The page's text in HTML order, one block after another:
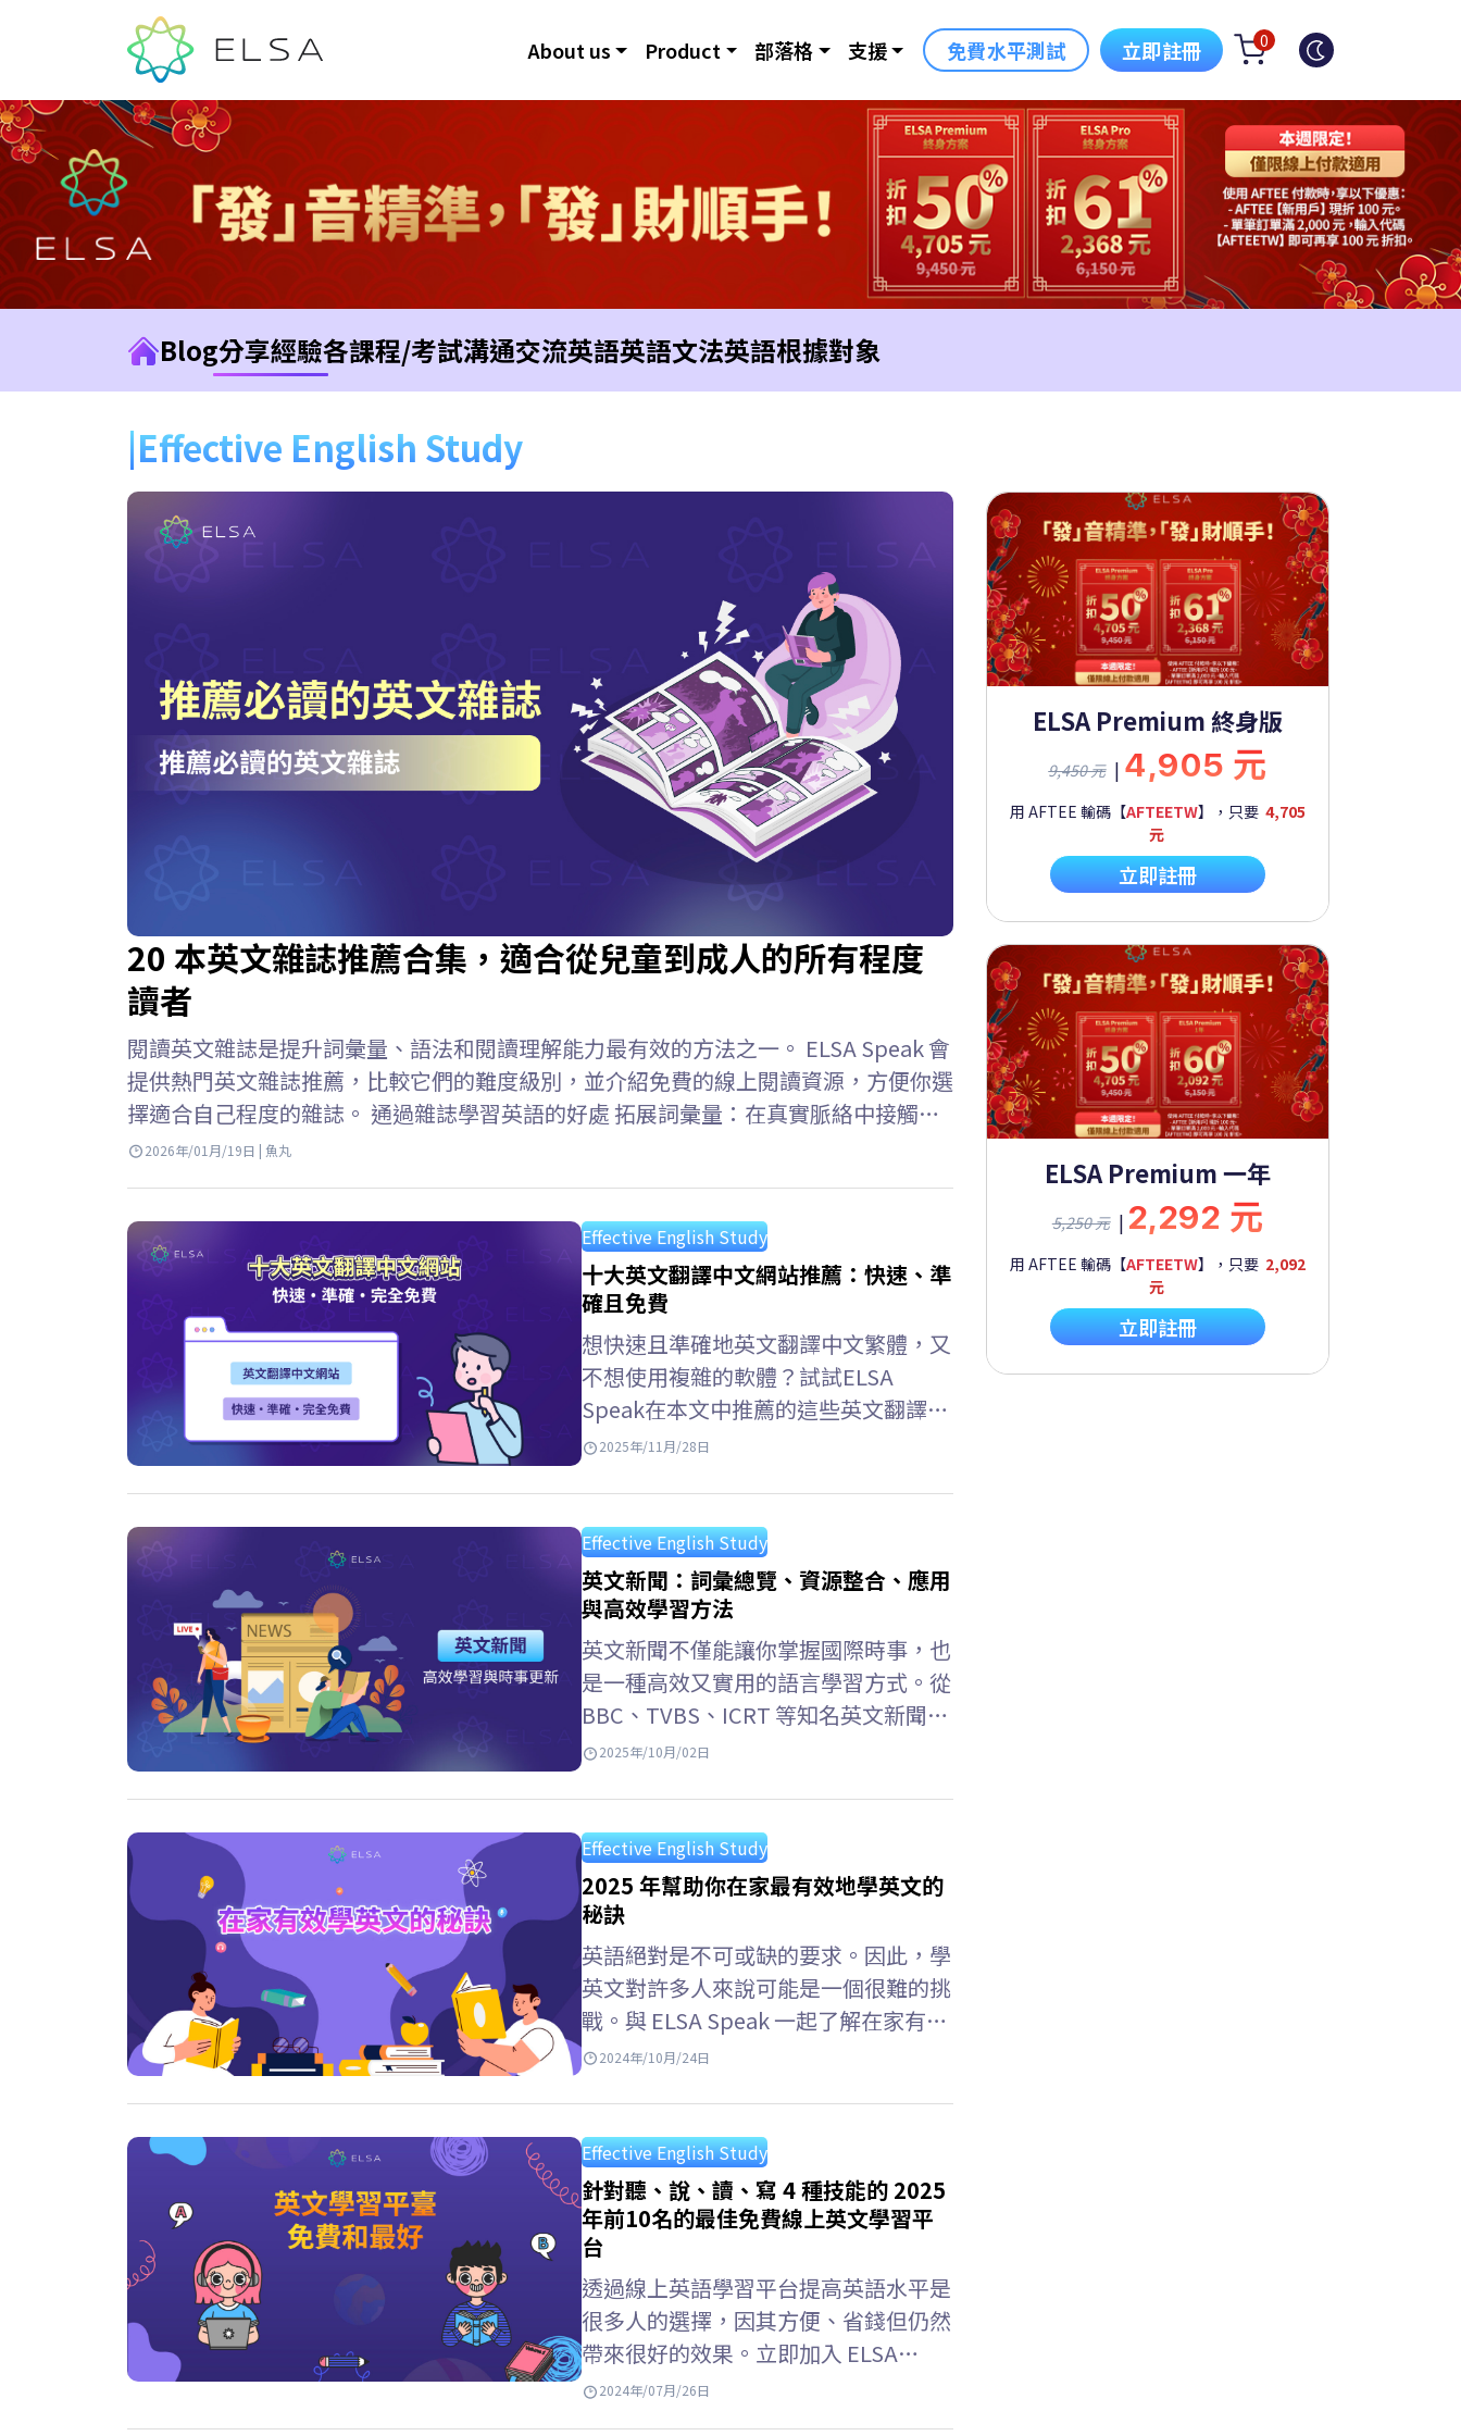
About us Product 部落格 支援 免費水平測試 立即註冊 0
Blog分享經驗各課程/考試溝通交流英語英語文法英語根據對象
Effective English Study
20 本英文雜誌推薦合集，適合從兒童到成人的所有程度
讀者
閱讀英文雜誌是提升詞彙量、語法和閱讀理解能力最有效的方法之一。 ELSA Speak 會
提供熱門英文雜誌推薦，比較它們的難度級別，並介紹免費的線上閱讀資源，方便你選
擇適合自己程度的雜誌。 通過雜誌學習英語的好處 拓展詞彙量：在真實脈絡中接觸涵
蓋經濟、文化、科學等多個領域的豐富詞彙。 提升社會認知：用英语更新全球新闻、
主題的常用英語詞彙總結：7000英文單字版本 英文雜誌推薦合集（國際版） 以下推薦
含有英文雜誌免費線上看版，可隨時觀看，方便又省時間。 New Scientist –…
2026年/01月/19日 | 魚丸
Effective English Study
十大英文翻譯中文網站推薦：快速、準
確且免費
想快速且準確地英文翻譯中文繁體，又
不想使用複雜的軟體？試試ELSA
Speak在本文中推薦的這些英文翻譯中
文網站－方便易用，而且完全免費！
用最廣泛的線上翻譯工具，支援超過
100種語言，包括英語和中文（簡體和
繁體）。憑藉介面友好、處理速度快，
還能翻譯文字、圖片、甚至整個網站，
非常實用， Google…
2025年/11月/28日
Effective English Study
英文新聞：詞彙總覽、資源整合、應用
與高效學習方法
英文新聞不僅能讓你掌握國際時事，也
是一種高效又實用的語言學習方式。從
BBC、TVBS、ICRT 等知名英文新聞網
站，到英文新聞 App 應用程式 與 英文
2025年/10月/02日
Effective English Study
2025 年幫助你在家最有效地學英文的
秘訣
英語絕對是不可或缺的要求。因此，學
英文對許多人來說可能是一個很難的挑
戰。與 ELSA Speak 一起了解在家有效
的自學秘訣 英文方法！ 在家學習英語
程，幫助你更好地維持學習。 隨便調
整你的學習方法：自學時，你可以選擇
最適合你學習風格的方法。無論是通過
視頻、播客還是書籍，這都可以幫助你
更有效、更愉快地吸收知識。 節省成
本：在家自學英語有助於節省學費和走
行費用，你可以使用許多免費的線上資
源，從視頻到電子書，不但可以幫助提
2024年/10月/24日
Effective English Study
針對聽、說、讀、寫 4 種技能的 2025
年前10名的最佳免費線上英文學習平
台
透過線上英語學習平台提高英語水平是
很多人的選擇，因其方便、省錢但仍然
帶來很好的效果。立即加入 ELSA
Speak 了解頂級免費、最佳線上英語學
2024年/07月/26日
ELSA Premium 終身版
9,450 元 | 4,905 元
用 AFTEE 輸碼【AFTEETW】，只要 4,705
元
立即註冊
ELSA Premium 一年
5,250 元 | 2,292 元
用 AFTEE 輸碼【AFTEETW】，只要 2,092
元
立即註冊